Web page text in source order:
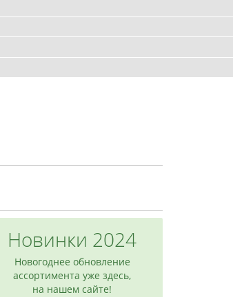
Новинки 2024
Новогоднее обновление
ассортимента уже здесь,
на нашем сайте!